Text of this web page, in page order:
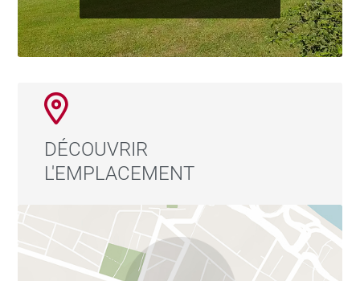
DÉCOUVRIR
L'EMPLACEMENT